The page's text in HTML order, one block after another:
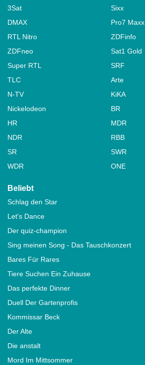
3Sat
Sixx
DMAX
Pro7 Maxx
RTL Nitro
ZDFinfo
ZDFneo
Sat1 Gold
Super RTL
SRF
TLC
Arte
N-TV
KiKA
Nickelodeon
BR
HR
MDR
NDR
RBB
SR
SWR
WDR
ONE
Beliebt
Schlag den Star
Let's Dance
Der quiz-champion
Sing meinen Song - Das Tauschkonzert
Bares Für Rares
Tiere Suchen Ein Zuhause
Das perfekte Dinner
Duell Der Gartenprofis
Kommissar Beck
Der Alte
Die anstalt
Mord Im Mittsommer